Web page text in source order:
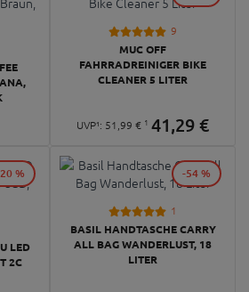
9
MUC OFF
FAHRRADREINIGER BIKE
CLEANER 5 LITER
UVP¹: 51, 99 € 1 41,29€
LED
2C
%
1
BASIL HANDTASCHE CARRY
ALL BAG WANDERLUST, 18
LITER
-54 %